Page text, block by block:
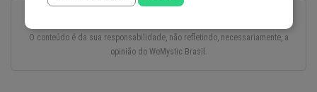
Esse texto foi escrito com todo o cuidado e carinho por um autor convidado.
O conteúdo é da sua responsabilidade, não refletindo, necessariamente, a
opinião do WeMystic Brasil.